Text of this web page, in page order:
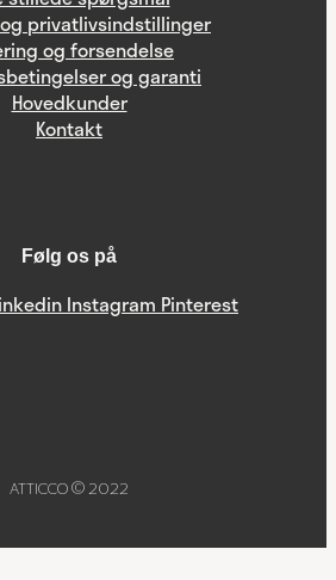
privatlivsindstillinger
og forsendelse
og garanti
Hovedkunder
Kontakt
Følg os på
Instagram Pinterest
ATTICCO © 2022